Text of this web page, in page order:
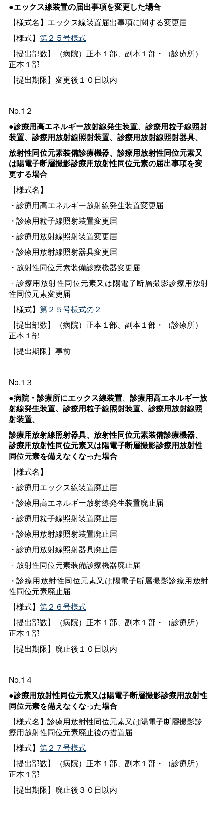
●エックス線装置の届出事項を変更した場合
【様式名】エックス線装置届出事項に関する変更届
【様式】 第２５号様式
【提出部数】（病院）正本１部、副本１部・（診療所）
正本１部
【提出期限】変更後１０日以内
No.1２
●診療用高エネルギー放射線発生装置、診療用粒子線照射
装置、診療用放射線照射装置、診療用放射線照射器具、
放射性同位元素装備診療機器、診療用放射性同位元素又
は陽電子断層撮影診療用放射性同位元素の届出事項を変
更する場合
【様式名】
・診療用高エネルギー放射線発生装置変更届
・診療用粒子線照射装置変更届
・診療用放射線照射装置変更届
・診療用放射線照射器具変更届
・放射性同位元素装備診療機器変更届
・診療用放射性同位元素又は陽電子断層撮影診療用放射
性同位元素変更届
【様式】 第２５号様式の２
【提出部数】（病院）正本１部、副本１部・（診療所）
正本１部
【提出期限】事前
No.1３
●病院・診療所にエックス線装置、診療用高エネルギー放
射線発生装置、診療用粒子線照射装置、診療用放射線照
射装置、
診療用放射線照射器具、放射性同位元素装備診療機器、
診療用放射性同位元素又は陽電子断層撮影診療用放射性
同位元素を備えなくなった場合
【様式名】
・診療用エックス線装置廃止届
・診療用高エネルギー放射線発生装置廃止届
・診療用粒子線照射装置廃止届
・診療用放射線照射装置廃止届
・診療用放射線照射器具廃止届
・放射性同位元素装備診療機器廃止届
・診療用放射性同位元素又は陽電子断層撮影診療用放射
性同位元素廃止届
【様式】 第２６号様式
【提出部数】（病院）正本１部、副本１部・（診療所）
正本１部
【提出期限】廃止後１０日以内
No.1４
●診療用放射性同位元素又は陽電子断層撮影診療用放射性
同位元素を備えなくなった場合
【様式名】診療用放射性同位元素又は陽電子断層撮影診
療用放射性同位元素廃止後の措置届
【様式】 第２７号様式
【提出部数】（病院）正本１部、副本１部・（診療所）
正本１部
【提出期限】廃止後３０日以内